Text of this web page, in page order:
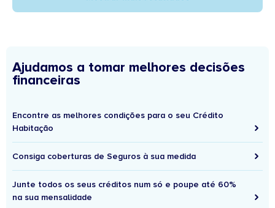
Ajudamos a tomar melhores decisões
financeiras
Encontre as melhores condições para o seu Crédito
Habitação
Consiga coberturas de Seguros à sua medida
Junte todos os seus créditos num só e poupe até 60%
na sua mensalidade